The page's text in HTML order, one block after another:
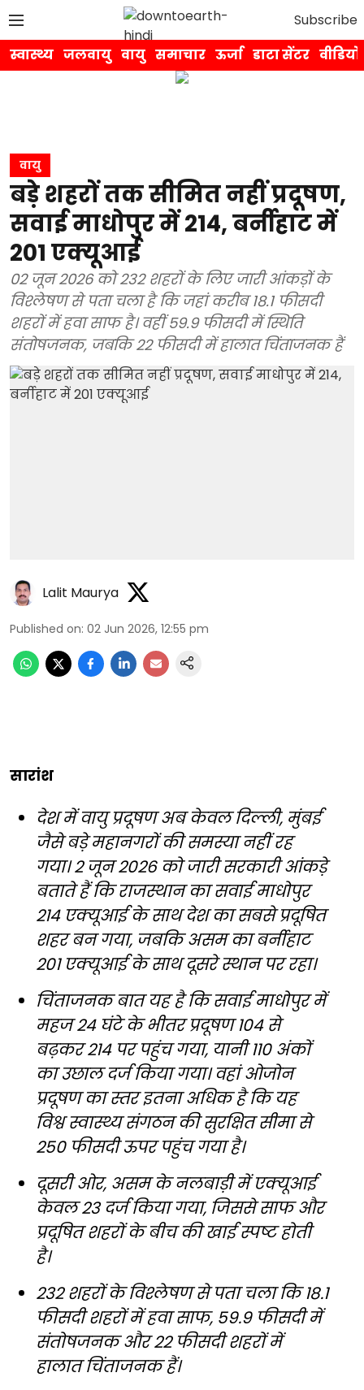
Subscribe
स्वास्थ्य जलवायु वायु समाचार ऊर्जा डाटा सेंटर वीडियो
वायु
बड़े शहरों तक सीमित नहीं प्रदूषण,
सवाई माधोपुर में 214, बर्नीहाट में
201 एक्यूआई
02 जून 2026 को 232 शहरों के लिए जारी आंकड़ों के
विश्लेषण से पता चला है कि जहां करीब 18.1 फीसदी
शहरों में हवा साफ है। वहीं 59.9 फीसदी में स्थिति
संतोषजनक, जबकि 22 फीसदी में हालात चिंताजनक हैं
Lalit Maurya
Published on: 02 Jun 2026, 12:55 pm
सारांश
देश में वायु प्रदूषण अब केवल दिल्ली, मुंबई
जैसे बड़े महानगरों की समस्या नहीं रह
गया। 2 जून 2026 को जारी सरकारी आंकड़े
बताते हैं कि राजस्थान का सवाई माधोपुर
214 एक्यूआई के साथ देश का सबसे प्रदूषित
शहर बन गया, जबकि असम का बर्नीहाट
201 एक्यूआई के साथ दूसरे स्थान पर रहा।
चिंताजनक बात यह है कि सवाई माधोपुर में
महज 24 घंटे के भीतर प्रदूषण 104 से
बढ़कर 214 पर पहुंच गया, यानी 110 अंकों
का उछाल दर्ज किया गया। वहां ओजोन
प्रदूषण का स्तर इतना अधिक है कि यह
विश्व स्वास्थ्य संगठन की सुरक्षित सीमा से
250 फीसदी ऊपर पहुंच गया है।
दूसरी ओर, असम के नलबाड़ी में एक्यूआई
केवल 23 दर्ज किया गया, जिससे साफ और
प्रदूषित शहरों के बीच की खाई स्पष्ट होती
है।
232 शहरों के विश्लेषण से पता चला कि 18.1
फीसदी शहरों में हवा साफ, 59.9 फीसदी में
संतोषजनक और 22 फीसदी शहरों में
हालात चिंताजनक हैं।